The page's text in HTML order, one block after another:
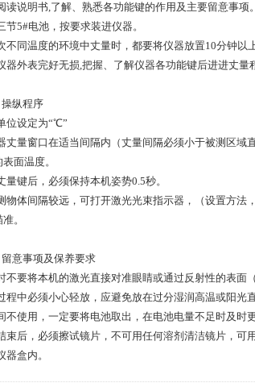
读说明书,了解、熟悉各功能键的作用及主要留意事项。
节5#电池，按要求装进仪器。
不同温度的环境中丈量时，都要将仪器放置10分钟以
器外表完好无损,把握、了解仪器各功能键后进进丈量
纵程序
位设定为“℃”
丈量窗口在适当间隔内（丈量间隔必须小于被测区域
面温度。
量键后，必须保持本机姿势0.5秒。
物体间隔较远，可打开激光光束指示器，（设置方法
。
事项及保养要求
不要将本机的激光直接对准眼睛或通过反射性的表面
程中必须小心轻放，应避免放在过分湿润高温或阳光
不使用，一定要将电池取出，在电池电量不足时及时
束后，必须擦试镜片，不可用任何溶剂清洁镜片，可
器盒内。